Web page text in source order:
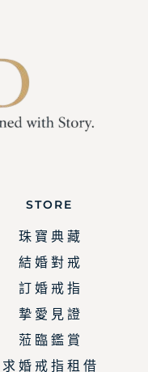
STORE
珠 寶 典 藏
結 婚 對 戒
訂 婚 戒 指
摯 愛 見 證
蒞 臨 鑑 賞
求 婚 戒 指 租 借